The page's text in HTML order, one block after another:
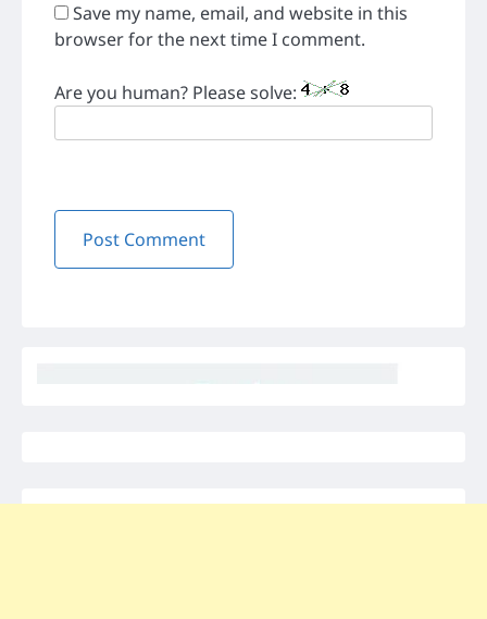
Save my name, email, and website in this
browser for the next time I comment.
Are you human? Please solve: